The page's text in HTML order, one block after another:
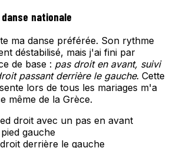
nationale
ma danse préférée. Son rythme
déstabilisé, mais j'ai fini par
de base : pas droit en avant, suivi
passant derrière le gauche. Cette
lors de tous les mariages m'a
même de la Grèce.
droit avec un pas en avant
gauche
derrière le gauche